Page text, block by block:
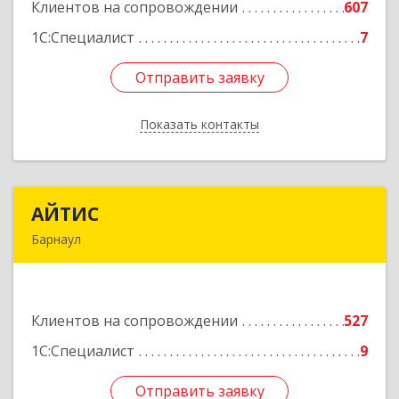
Клиентов на сопровождении
607
1С:Специалист
7
Отправить заявку
Показать контакты
Подробнее
Отправить заявку
Назад
АЙТИС
Барнаул
Клиентов на сопровождении
527
1С:Специалист
9
Отправить заявку
Подробнее
Отправить заявку